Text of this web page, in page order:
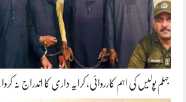
جہلم پولیس کی اہم کارروائی، کرایہ داری کا اندراج نہ کروانے پر 04